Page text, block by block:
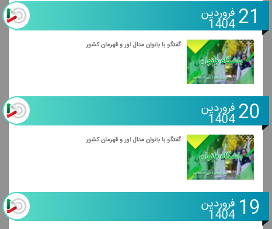
21 فروردین
1404
گفتگو با بانوان مدال آور و قهرمان كشور
20 فروردین
1404
گفتگو با بانوان مدال آور و قهرمان كشور
19 فروردین
1404